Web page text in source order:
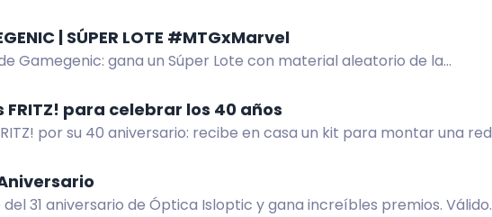
| SÚPER LOTE #MTGxMarvel
Gamegenic: gana un Súper Lote con material aleatorio de la
para celebrar los 40 años
por su 40 aniversario: recibe en casa un kit para montar una red
31 aniversario de Óptica Isloptic y gana increíbles premios. Válido